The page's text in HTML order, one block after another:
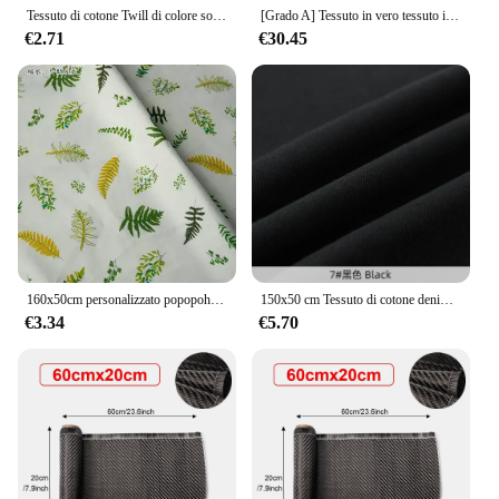
Tessuto di cotone Twill di colore solido 160*50cm per abbigliamento per bambini fai da te panno fare biancheria da letto Quilting Tecido Girl Dress
€2.71
[Grado A] Tessuto in vero tessuto in fibra di carbonio 3K 200gsm 2x2 twill 20" / 50 cm di larghezza per realizzare canne da pesca o marcatori di biciclette
€30.45
160x50cm personalizzato popopohouse fresco verde oliva foglia piccione puro cotone Twill tessuto Ins ragazza camera da letto tovaglia abbigliamento
€3.34
150x50 cm Tessuto di cotone denim Tinta unita Sarga spessa Jeans Materiale Pantaloni da cucito Giacca a vento Divano Tessuto di stoffa fatto a mano
€5.70